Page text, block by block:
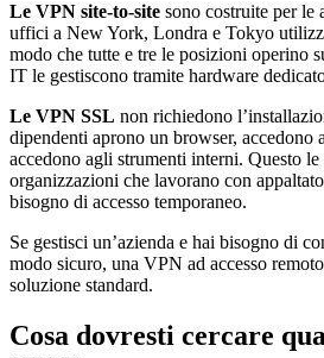
Le VPN site-to-site sono costruite per le
uffici a New York, Londra e Tokyo
modo che tutte e tre le posizioni operino
IT le gestiscono tramite hardware
Le VPN SSL non richiedono
dipendenti aprono un browser, accedono
accedono agli strumenti interni. Questo
organizzazioni che lavorano con
bisogno di accesso temporaneo.
Se gestisci un’azienda e hai bisogno di
modo sicuro, una VPN ad accesso
soluzione standard.
Cosa dovresti cercare